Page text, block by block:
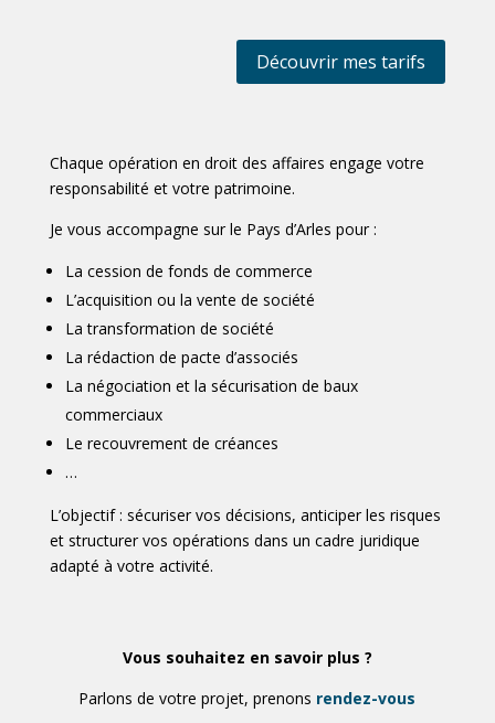
Découvrir mes tarifs
Chaque opération en droit des affaires engage votre
responsabilité et votre patrimoine.
Je vous accompagne sur le Pays d’Arles pour :
La cession de fonds de commerce
L’acquisition ou la vente de société
La transformation de société
La rédaction de pacte d’associés
La négociation et la sécurisation de baux
commerciaux
Le recouvrement de créances
…
L’objectif : sécuriser vos décisions, anticiper les risques
et structurer vos opérations dans un cadre juridique
adapté à votre activité.
Vous souhaitez en savoir plus ?
Parlons de votre projet, prenons rendez-vous